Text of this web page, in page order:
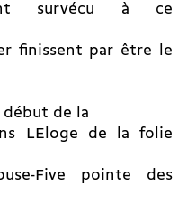
survécu à ce
finissent par être le
de la
LEloge de la folie
Five pointe des